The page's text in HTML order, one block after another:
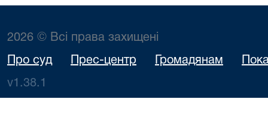
2026 © Всі права захищені
Про суд Прес-центр Громадянам
v1.38.1